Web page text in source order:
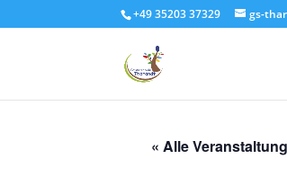
+49 35203 37329 gs-
« Alle